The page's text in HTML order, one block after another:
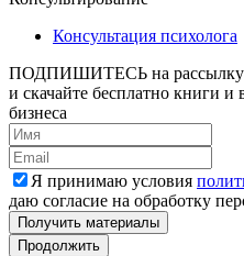
Консультация психолога
ПОДПИШИТЕСЬ на
и скачайте бесплатно книги
бизнеса
Я принимаю условия
даю согласие на обработку
Получить материалы
Продолжить